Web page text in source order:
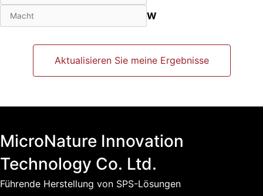
W
Aktualisieren Sie meine Ergebnisse
MicroNature Innovation
Technology Co. Ltd.
Führende Herstellung von SPS-Lösungen